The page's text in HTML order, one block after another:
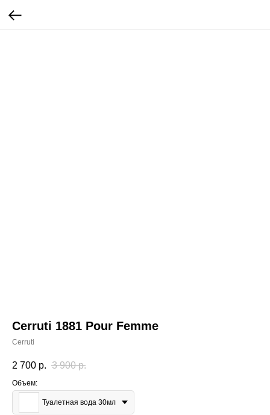
Cerruti 1881 Pour Femme
Cerruti
2 700 р. 3 900 р.
Объем:
Туалетная вода 30мл